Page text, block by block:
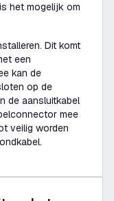
het mogelijk om
Dit komt
een
kan de
op de
de aansluitkabel
mee
veilig worden